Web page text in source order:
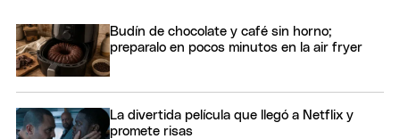
Budín de chocolate y café sin horno;
preparalo en pocos minutos en la air fryer
La divertida película que llegó a Netflix y
promete risas